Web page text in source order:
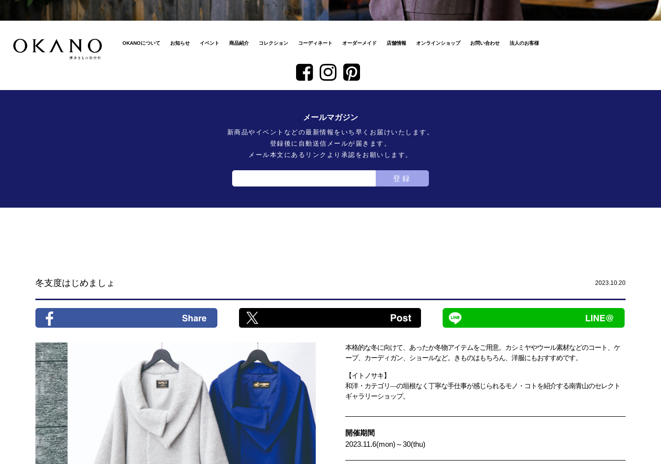
OKANOについて お知らせ イベント 商品紹介 コレクション コーディネート オーダーメイド 店舗情報 オンラインショップ お問い合わせ 法人のお客様
メールマガジン
新商品やイベントなどの最新情報をいち早くお届けいたします。
登録後に自動送信メールが届きます。
メール本文にあるリンクより承認をお願いします。
登録
冬支度はじめましょ 2023.10.20
本格的な冬に向けて、あったか冬物アイテムをご用意。カシミヤやウール素材などのコート、ケ
ープ、カーディガン、ショールなど。きものはもちろん、洋服にもおすすめです。
【イトノサキ】
和洋・カテゴリ―の垣根なく丁寧な手仕事が感じられるモノ・コトを紹介する南青山のセレクト
ギャラリーショップ。
開催期間
2023.11.6(mon)～30(thu)